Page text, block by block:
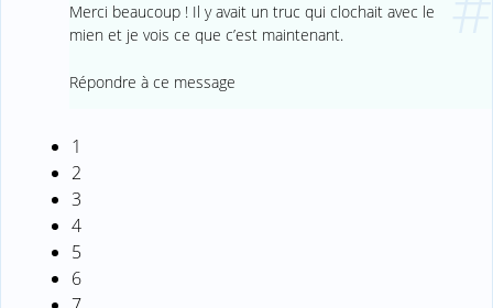
Merci beaucoup ! Il y avait un truc qui clochait avec le
mien et je vois ce que c’est maintenant.
Répondre à ce message
1
2
3
4
5
6